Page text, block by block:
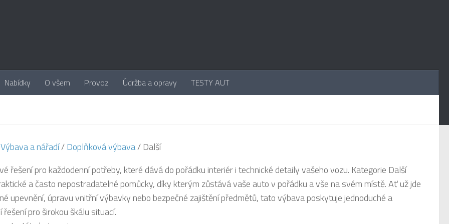
Nabídky O všem Provoz Údržba a opravy TESTY AUT
Výbava a nářadí/Doplňková výbava/ Další
řešení pro každodenní potřeby, které dává do pořádku interiér i technické detaily vašeho vozu. Kategorie Další
a často nepostradatelné pomůcky, díky kterým zůstává vaše auto v pořádku a vše na svém místě. Ať už jde
upevnění, úpravu vnitřní výbavky nebo bezpečné zajištění předmětů, tato výbava poskytuje jednoduché a
řešení pro širokou škálu situací.